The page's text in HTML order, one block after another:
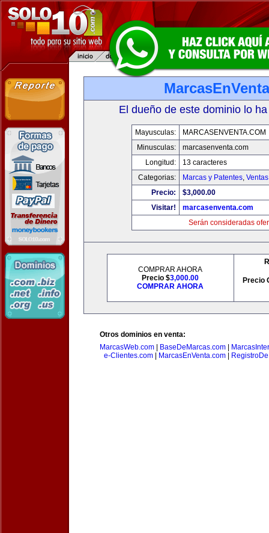
El dueño de este dominio lo
Mayusculas:
MARCASENVENTA.COM
Minusculas:
marcasenventa.com
Longitud:
13 caracteres
Categorias:
Marcas y Patentes,
Precio:
$3,000.00
Visitar!
marcasenventa.com
Serán consideradas
COMPRAR AHORA
Precio $3,000.00
COMPRAR AHORA
Precio
Otros dominios en venta:
MarcasWeb.com
BaseDeMarcas.com
e-Clientes.com| MarcasEnVenta.com|